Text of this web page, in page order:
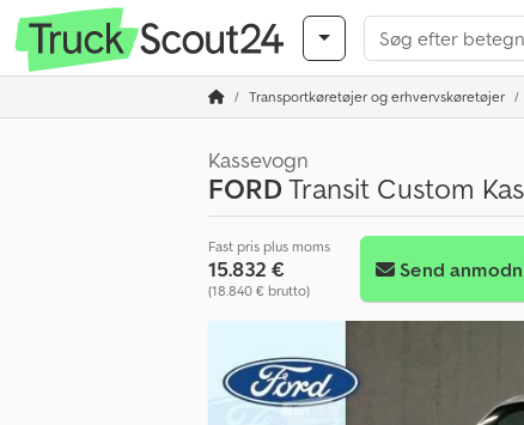
Transportkøretøjer og erhvervskøretøjer
Kassevogn
FORDTransit Custom
Fast pris plus moms
15.832 €
(18.840 € brutto)
Send